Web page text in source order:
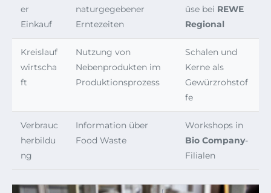
er
Einkauf
naturgegebener
Erntezeiten
üse bei REWE
Regional
Kreislauf
wirtscha
ft
Nutzung von
Nebenprodukten im
Produktionsprozess
Schalen und
Kerne als
Gewürzrohstof
fe
Verbrauc
herbildu
ng
Information über
Food Waste
Workshops in
Bio Company-
Filialen